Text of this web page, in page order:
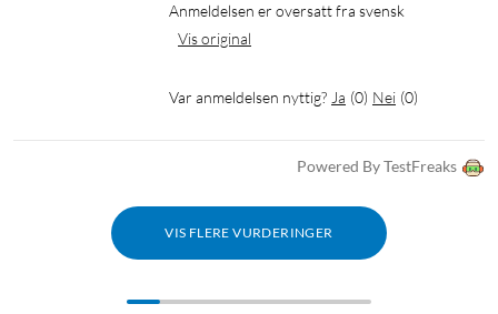
Anmeldelsen er oversatt fra svensk
Vis original
Var anmeldelsen nyttig? Ja (0) Nei (0)
Powered By TestFreaks
VIS FLERE VURDERINGER